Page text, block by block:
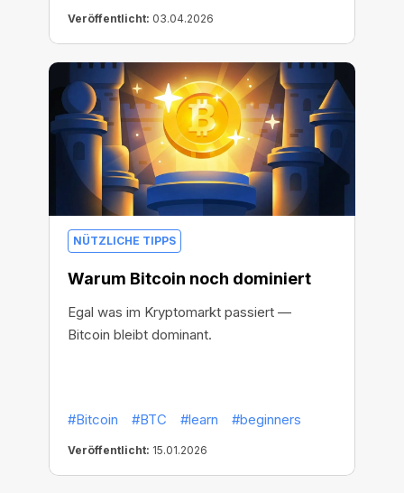
Veröffentlicht: 03.04.2026
NÜTZLICHE TIPPS
Warum Bitcoin noch dominiert
Egal was im Kryptomarkt passiert —
Bitcoin bleibt dominant.
#Bitcoin #BTC #learn #beginners
Veröffentlicht: 15.01.2026